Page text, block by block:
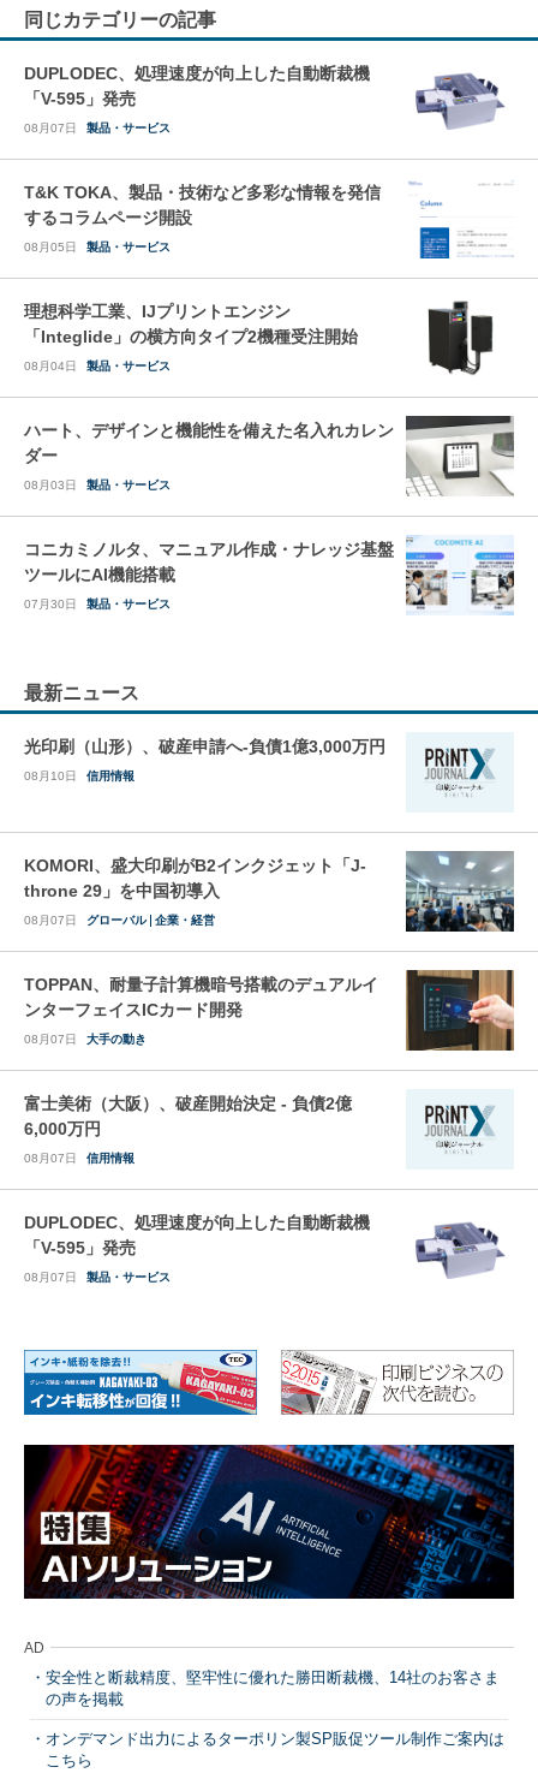
同じカテゴリーの記事
DUPLODEC、処理速度が向上した自動断裁機
「V-595」発売
08月07日 製品・サービス
T&K TOKA、製品・技術など多彩な情報を発信
するコラムページ開設
08月05日 製品・サービス
理想科学工業、IJプリントエンジン
「Integlide」の横方向タイプ2機種受注開始
08月04日 製品・サービス
ハート、デザインと機能性を備えた名入れカレン
ダー
08月03日 製品・サービス
コニカミノルタ、マニュアル作成・ナレッジ基盤
ツールにAI機能搭載
07月30日 製品・サービス
最新ニュース
光印刷（山形）、破産申請へ-負債1億3,000万円
08月10日 信用情報
KOMORI、盛大印刷がB2インクジェット「J-
throne 29」を中国初導入
08月07日 グローバル 企業・経営
TOPPAN、耐量子計算機暗号搭載のデュアルイ
ンターフェイスICカード開発
08月07日 大手の動き
富士美術（大阪）、破産開始決定 - 負債2億
6,000万円
08月07日 信用情報
DUPLODEC、処理速度が向上した自動断裁機
「V-595」発売
08月07日 製品・サービス
AD
安全性と断裁精度、堅牢性に優れた勝田断裁機、14社のお客さま
の声を掲載
オンデマンド出力によるターポリン製SP販促ツール制作ご案内は
こちら